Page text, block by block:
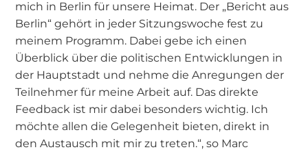
mich in Berlin für unsere Heimat. Der „Bericht aus
Berlin“ gehört in jeder Sitzungswoche fest zu
meinem Programm. Dabei gebe ich einen
Überblick über die politischen Entwicklungen in
der Hauptstadt und nehme die Anregungen der
Teilnehmer für meine Arbeit auf. Das direkte
Feedback ist mir dabei besonders wichtig. Ich
möchte allen die Gelegenheit bieten, direkt in
den Austausch mit mir zu treten.“, so Marc